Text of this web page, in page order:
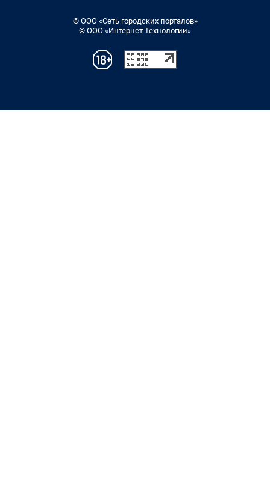
© ООО «Сеть городских порталов»
© ООО «Интернет Технологии»